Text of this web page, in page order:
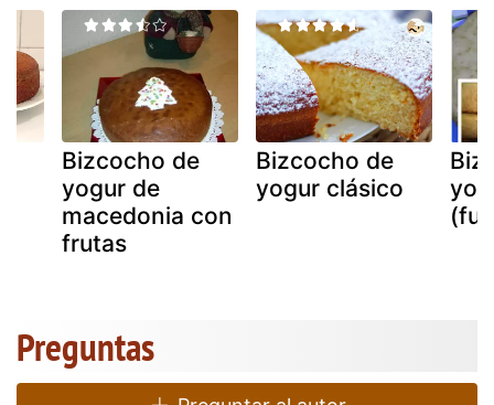
Bizcocho de
yogur de
macedonia con
frutas
Bizcocho de
yogur clásico
Preguntas